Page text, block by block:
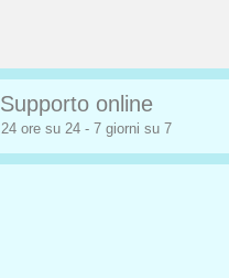
Supporto online
24 ore su 24 - 7 giorni su 7